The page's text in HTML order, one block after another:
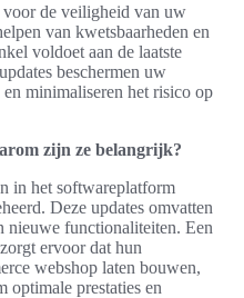
voor de veiligheid van uw
van kwetsbaarheden en
voldoet aan de laatste
beschermen uw
minimaliseren het risico op
zijn ze belangrijk?
in het softwareplatform
Deze updates omvatten
nieuwe functionaliteiten. Een
ervoor dat hun
webshop laten bouwen,
optimale prestaties en